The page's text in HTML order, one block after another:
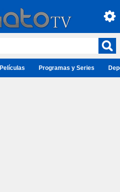
Películas Programas y Series